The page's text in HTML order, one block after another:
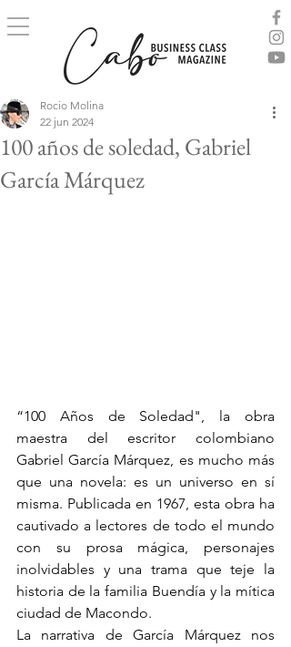
100 años de soledad, Gabriel
García Márquez
Rocio Molina
22 jun 2024
“100 Años de Soledad", la obra
maestra del escritor colombiano
Gabriel García Márquez, es mucho más
que una novela: es un universo en sí
misma. Publicada en 1967, esta obra ha
cautivado a lectores de todo el mundo
con su prosa mágica, personajes
inolvidables y una trama que teje la
historia de la familia Buendía y la mítica
ciudad de Macondo.
La narrativa de García Márquez nos